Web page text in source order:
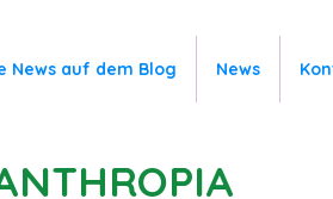
News auf dem Blog News